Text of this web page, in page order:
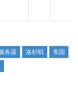
务器 洛杉矶
美国